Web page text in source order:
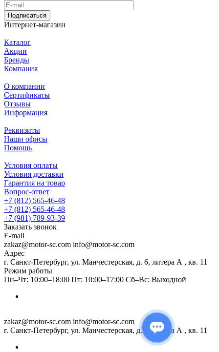
Подписаться
Интернет-магазин
Каталог
Акции
Бренды
Компания
О компании
Сертификаты
Отзывы
Информация
Реквизиты
Наши офисы
Помощь
Условия оплаты
Условия доставки
Гарантия на товар
Вопрос-ответ
+7 (812) 565-46-48
+7 (812) 565-46-48
+7 (981) 789-93-39
Заказать звонок
E-mail
zakaz@motor-sc.com info@motor-sc.com
Адрес
г. Санкт-Петербург, ул. Манчестерская, д. 6, литера А , кв. 11
Режим работы
Пн–Чт: 10:00–18:00 Пт: 10:00–17:00 Сб–Вс: Выходной
zakaz@motor-sc.com info@motor-sc.com
г. Санкт-Петербург, ул. Манчестерская, д. 6, литера А , кв. 11